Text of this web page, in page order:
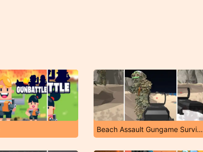
Beach Assault Gungame Survival